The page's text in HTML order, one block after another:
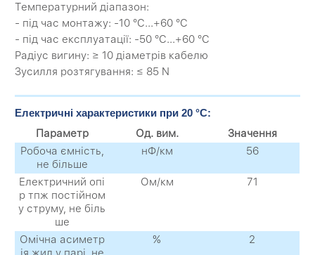
Температурний діапазон:
- під час монтажу: -10 °C...+60 °C
- під час експлуатації: -50 °C...+60 °C
Радіус вигину: ≥ 10 діаметрів кабелю
Зусилля розтягування: ≤ 85 N
Електричні характеристики при 20 °C:
Параметр Од. вим.
Значення
Робоча ємність,
не більше
нФ/км 56
Електричний опі
р тпж постійном
у струму, не біль
ше
Ом/км 71
Омічна асиметр
% 2